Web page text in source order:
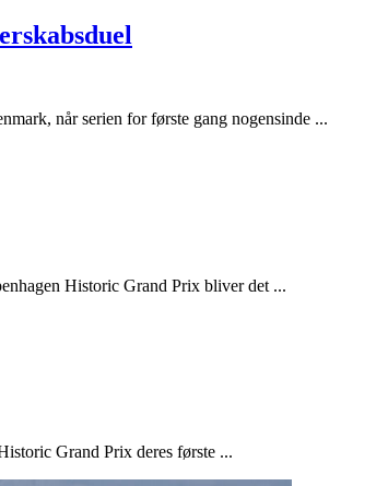
når serien for første gang nogensinde ...
Historic Grand Prix bliver det ...
Grand Prix deres første ...